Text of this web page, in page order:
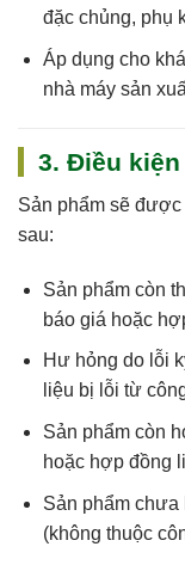
đặc chủng, phụ
Áp dụng cho
nhà máy sản
3. Điều
Sản phẩm sẽ
sau:
Sản phẩm còn
báo giá hoặc
Hư hỏng do lỗi
liệu bị lỗi từ
Sản phẩm còn
hoặc hợp đồng
Sản phẩm chưa
(không thuộc